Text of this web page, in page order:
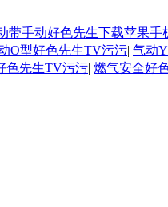
带手动好色先生下载苹果
O型好色先生TV污污| 气动
色先生TV污污| 燃气安全好